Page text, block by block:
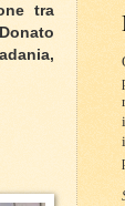
tra